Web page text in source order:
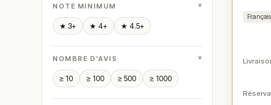
NOTE MINIMUM ˅
★ 3+ ★ 4+ ★ 4.5+
NOMBRE D'AVIS ˅
≥ 10 ≥ 100 ≥ 500 ≥ 1000